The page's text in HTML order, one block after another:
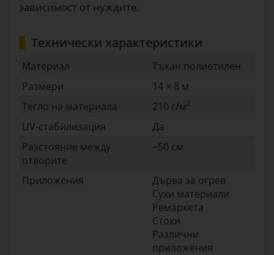
зависимост от нуждите.
Технически характеристики
Материал
Тъкан полиетилен
Размери
14 × 8 м
Тегло на материала
210 г/м²
UV-стабилизация
Да
Разстояние между
отворите
~50 см
Приложения
Дърва за огрев
Сухи материали
Ремаркета
Стоки
Различни
приложения